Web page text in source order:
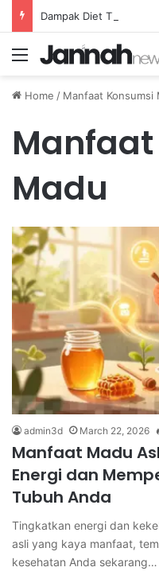
Menu
Home / Manfaat Konsumsi
Madu
admin3d March 22, 2026
Manfaat Madu
Energi dan
Tubuh Anda
Tingkatkan energi dan
asli yang kaya manfaat,
kesehatan Anda sekarang…